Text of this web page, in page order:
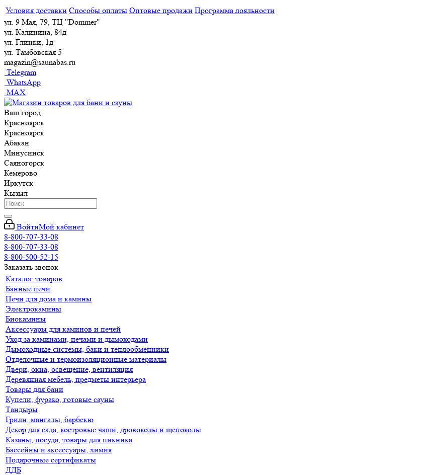
Условия доставки Способы оплаты Оптовые продажи Программа лояльности
ул. 9 Мая, 79, ТЦ "Dommer"
ул. Калинина, 84д
ул. Глинки, 1д
ул. Тамбовская 5
magazin@saunabas.ru
Telegram
WhatsApp
MAX
Ваш город
Красноярск
Красноярск
Абакан
Минусинск
Саяногорск
Кемерово
Иркутск
Кызыл
ВойтиМой кабинет
8-800-707-33-08
8-800-707-33-08
8-800-500-52-15
Заказать звонок
Каталог товаров
Банные печи
Печи для дома и камины
Электрокамины
Биокамины
Аксессуары для каминов и печей
Уход за каминами, печами и дымоходами
Дымоходные системы, баки и теплообменники
Отделочные и термоизоляционные материалы
Двери, окна, освещение, вентиляция
Деревянная мебель, предметы интерьера
Товары для бани
Купели, фурако, готовые сауны
Тандыры
Грили, мангалы, барбекю
Декор для сада, костровые чаши, дровоколы и щепоколы
Казаны, посуда, товары для пикника
Бассейны и аксессуары, химия
Подарочные сертификаты
ДДБ